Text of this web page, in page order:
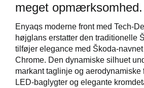
meget opmærksomhed.
Enyaqs moderne front med Tech-
højglans erstatter den traditionelle
tilføjer elegance med Škoda-
Chrome. Den dynamiske silhuet
markant taglinje og
LED-baglygter og elegante